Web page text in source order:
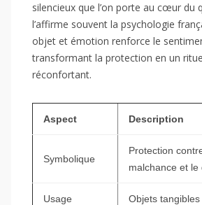
silencieux que l’on porte au cœur du
l’affirme souvent la psychologie
objet et émotion renforce le
transformant la protection en un
réconfortant.
Aspect Description
Symbolique
Protection
malchance et le
Usage
Objets